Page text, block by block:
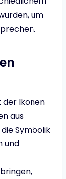
um
der Ikonen
aus
Symbolik
und